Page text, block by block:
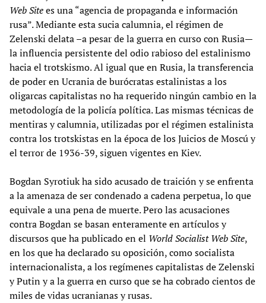
Web Sitees una “agencia de propaganda e información
rusa”. Mediante esta sucia calumnia, el régimen de
Zelenski delata –a pesar de la guerra en curso con Rusia—
la influencia persistente del odio rabioso del estalinismo
hacia el trotskismo. Al igual que en Rusia, la transferencia
de poder en Ucrania de burócratas estalinistas a los
oligarcas capitalistas no ha requerido ningún cambio en la
metodología de la policía política. Las mismas técnicas de
mentiras y calumnia, utilizadas por el régimen estalinista
contra los trotskistas en la época de los Juicios de Moscú y
el terror de 1936-39, siguen vigentes en Kiev.
Bogdan Syrotiuk ha sido acusado de traición y se enfrenta
a la amenaza de ser condenado a cadena perpetua, lo que
equivale a una pena de muerte. Pero las acusaciones
contra Bogdan se basan enteramente en artículos y
discursos que ha publicado en el World Socialist Web Site,
en los que ha declarado su oposición, como socialista
internacionalista, a los regímenes capitalistas de Zelenski
y Putin y a la guerra en curso que se ha cobrado cientos de
miles de vidas ucranianas y rusas.